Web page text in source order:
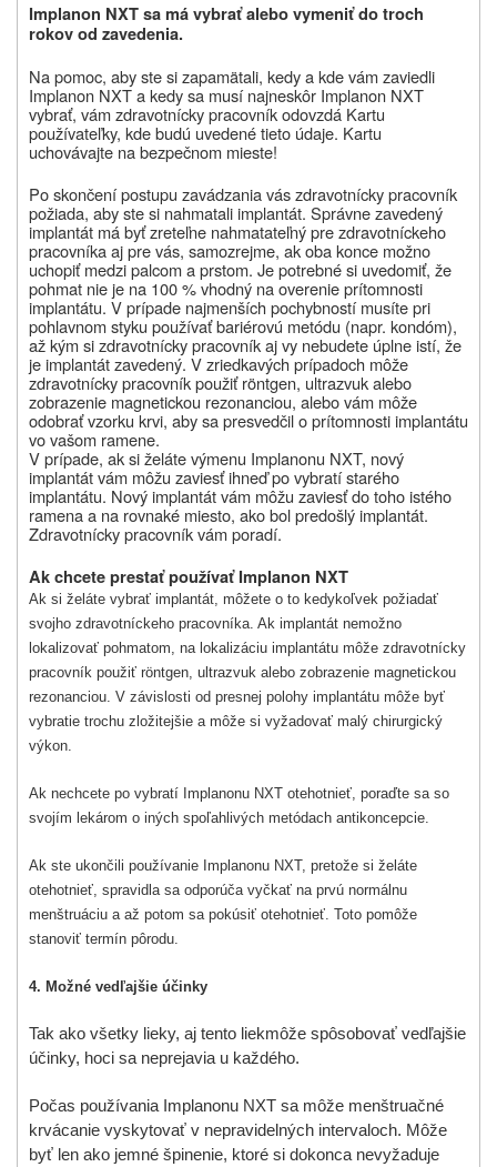
Implanon NXT sa má vybrať alebo vymeniť do troch
rokov od zavedenia.
Na pomoc, aby ste si zapamätali, kedy a kde vám zaviedli
Implanon NXT a kedy sa musí najneskôr Implanon NXT
vybrať, vám zdravotnícky pracovník odovzdá Kartu
používateľky, kde budú uvedené tieto údaje. Kartu
uchovávajte na bezpečnom mieste!
Po skončení postupu zavádzania vás zdravotnícky pracovník
požiada, aby ste si nahmatali implantát. Správne zavedený
implantát má byť zreteľne nahmatateľný pre zdravotníckeho
pracovníka aj pre vás, samozrejme, ak oba konce možno
uchopiť medzi palcom a prstom. Je potrebné si uvedomiť, že
pohmat nie je na 100 % vhodný na overenie prítomnosti
implantátu. V prípade najmenších pochybností musíte pri
pohlavnom styku používať bariérovú metódu (napr. kondóm),
až kým si zdravotnícky pracovník aj vy nebudete úplne istí, že
je implantát zavedený. V zriedkavých prípadoch môže
zdravotnícky pracovník použiť röntgen, ultrazvuk alebo
zobrazenie magnetickou rezonanciou, alebo vám môže
odobrať vzorku krvi, aby sa presvedčil o prítomnosti implantátu
vo vašom ramene.
V prípade, ak si želáte výmenu Implanonu NXT, nový
implantát vám môžu zaviesť ihneď po vybratí starého
implantátu. Nový implantát vám môžu zaviesť do toho istého
ramena a na rovnaké miesto, ako bol predošlý implantát.
Zdravotnícky pracovník vám poradí.
Ak chcete prestať používať Implanon NXT
Ak si želáte vybrať implantát, môžete o to kedykoľvek požiadať
svojho zdravotníckeho pracovníka. Ak implantát nemožno
lokalizovať pohmatom, na lokalizáciu implantátu môže zdravotnícky
pracovník použiť röntgen, ultrazvuk alebo zobrazenie magnetickou
rezonanciou. V závislosti od presnej polohy implantátu môže byť
vybratie trochu zložitejšie a môže si vyžadovať malý chirurgický
výkon.
Ak nechcete po vybratí Implanonu NXT otehotnieť, poraďte sa so
svojím lekárom o iných spoľahlivých metódach antikoncepcie.
Ak ste ukončili používanie Implanonu NXT, pretože si želáte
otehotnieť, spravidla sa odporúča vyčkať na prvú normálnu
menštruáciu a až potom sa pokúsiť otehotnieť. Toto pomôže
stanoviť termín pôrodu.
4. Možné vedľajšie účinky
Tak ako všetky lieky, aj tento liekmôže spôsobovať vedľajšie
účinky, hoci sa neprejavia u každého.
Počas používania Implanonu NXT sa môže menštruačné
krvácanie vyskytovať v nepravidelných intervaloch. Môže
byť len ako jemné špinenie, ktoré si dokonca nevyžaduje